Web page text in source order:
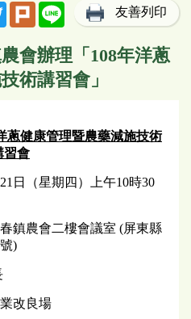
TwitterPlurk Line 友善列印
會辦理「108年洋蔥
術講習會」
蔥健康管理暨農藥減施技術
習會
日（星期四）上午10時30
鎮農會二樓會議室 (屏東縣
)
改良場